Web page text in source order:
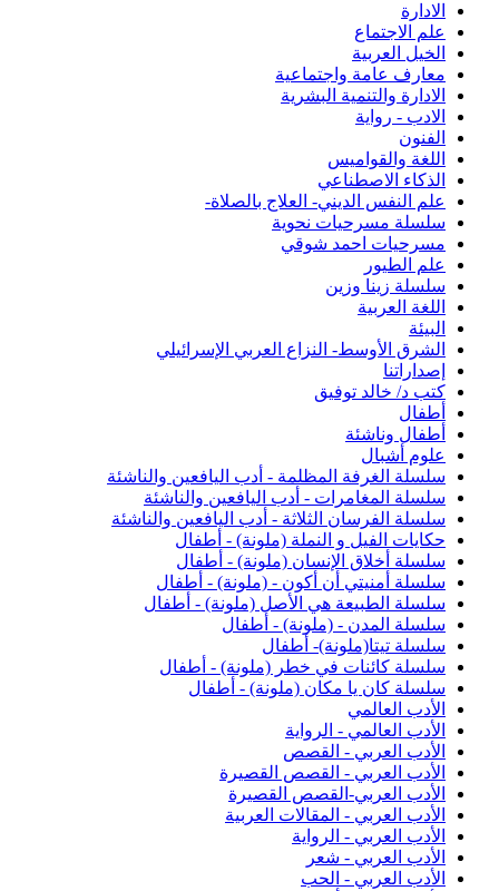
الادارة
علم الاجتماع
الخيل العربية
معارف عامة واجتماعية
الادارة والتنمية البشرية
الادب - رواية
الفنون
اللغة والقواميس
الذكاء الاصطناعي
علم النفس الديني- العلاج بالصلاة-
سلسلة مسرحيات نحوية
مسرحيات احمد شوقي
علم الطيور
سلسلة زينا وزين
اللغة العربية
البيئة
الشرق الأوسط- النزاع العربي الإسرائيلي
إصداراتنا
كتب د/ خالد توفيق
أطفال
أطفال وناشئة
علوم أشبال
سلسلة الغرفة المظلمة - أدب اليافعين والناشئة
سلسلة المغامرات - أدب اليافعين والناشئة
سلسلة الفرسان الثلاثة - أدب اليافعين والناشئة
حكايات الفيل و النملة (ملونة) - أطفال
سلسلة أخلاق الإنسان (ملونة) - أطفال
سلسلة أمنيتي أن أكون - (ملونة) - أطفال
سلسلة الطبيعة هي الأصل (ملونة) - أطفال
سلسلة المدن - (ملونة) - أطفال
سلسلة تيتا(ملونة)- أطفال
سلسلة كائنات في خطر (ملونة) - أطفال
سلسلة كان يا مكان (ملونة) - أطفال
الأدب العالمي
الأدب العالمي - الرواية
الأدب العربي - القصص
الأدب العربي - القصص القصيرة
الأدب العربي-القصص القصيرة
الأدب العربي - المقالات العربية
الأدب العربي - الرواية
الأدب العربي - شعر
الأدب العربي - الحب